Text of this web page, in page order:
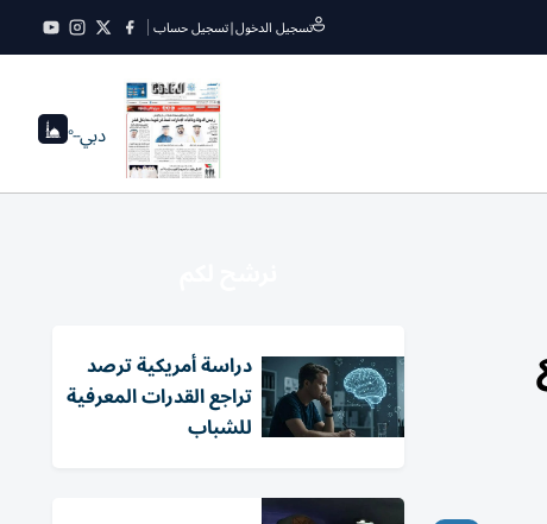
تسجيل الدخول|تسجيل حساب
دبي--°
دراسة أمريكية ترصد
تراجع القدرات المعرفية
للشباب